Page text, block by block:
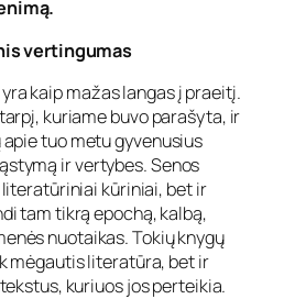
vertingumas
kaip mažas langas į praeitį.
kuriame buvo parašyta, ir
tuo metu gyvenusius
ir vertybes. Senos
kūriniai, bet ir
tam tikrą epochą, kalbą,
nuotaikas. Tokių knygų
mėgautis literatūra, bet ir
kuriuos jos perteikia.